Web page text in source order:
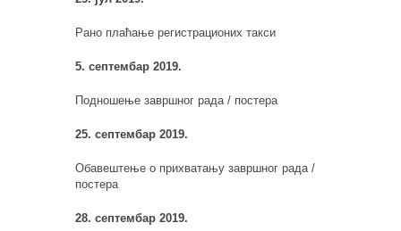
Рано плаћање регистрационих такси
5. септембар 2019.
Подношење завршног рада / постера
25. септембар 2019.
Обавештење о прихватању завршног рада /
постера
28. септембар 2019.